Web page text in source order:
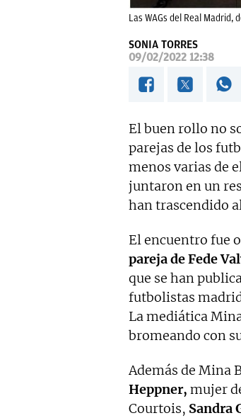
Las WAGs del Real Madrid,
SONIA TORRES
09/02/2022 12:38
El buen rollo no
parejas de los
menos varias de
juntaron en un
han trascendido
El encuentro fue
pareja de Fede
que se han
futbolistas
La mediática
bromeando con
Además de Mina
Heppner, mujer
Courtois, Sandra